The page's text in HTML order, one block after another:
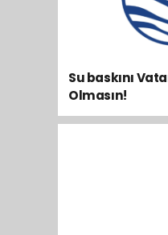
Su baskını
Olmasın!